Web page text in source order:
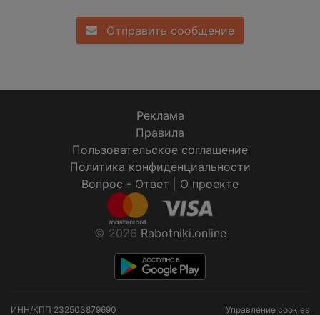
Отправить сообщение
Реклама
Правила
Пользовательское соглашение
Политика конфиденциальности
Вопрос - Ответ
О проекте
© 2026 Rabotniki.online
ИНН/КПП 232503879690 Управление cookies